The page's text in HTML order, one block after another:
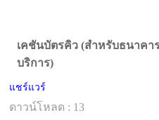
เคชันบัตรคิว (สำหรับธนาคา
บริการ)
แชร์แวร์
ดาวน์โหลด : 13